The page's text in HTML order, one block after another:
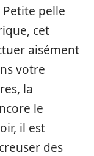
Petite pelle
cet
aisément
votre
la
le
il est
des